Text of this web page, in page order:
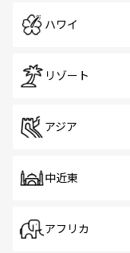
ハワイ
リゾート
アジア
中近東
アフリカ